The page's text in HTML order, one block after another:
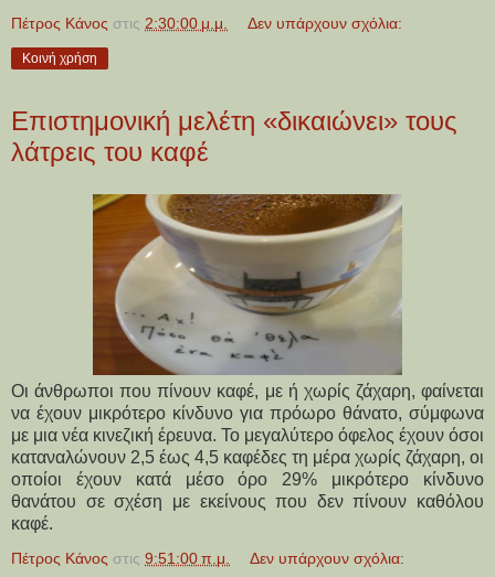
Πέτρος Κάνος στις 2:30:00 μ.μ. Δεν υπάρχουν σχόλια:
Κοινή χρήση
Επιστημονική μελέτη «δικαιώνει» τους
λάτρεις του καφέ
Οι άνθρωποι που πίνουν καφέ, με ή χωρίς ζάχαρη, φαίνεται
να έχουν μικρότερο κίνδυνο για πρόωρο θάνατο, σύμφωνα
με μια νέα κινεζική έρευνα. Το μεγαλύτερο όφελος έχουν όσοι
καταναλώνουν 2,5 έως 4,5 καφέδες τη μέρα χωρίς ζάχαρη, οι
οποίοι έχουν κατά μέσο όρο 29% μικρότερο κίνδυνο
θανάτου σε σχέση με εκείνους που δεν πίνουν καθόλου
καφέ.
Πέτρος Κάνος στις 9:51:00 π.μ. Δεν υπάρχουν σχόλια: